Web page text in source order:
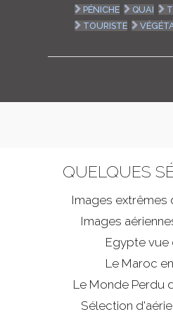
PÉNICHE
QUAI
TOURISTE
QUELQUES
Images extrêmes
Images
Egypte vue
Le Maroc
Le Monde Perdu
Sélection